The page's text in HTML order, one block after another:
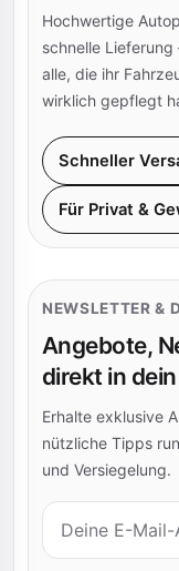
Hochwertige
schnelle
alle, die ihr
wirklich gepflegt
Schneller
Für Privat &
NEWSLETTER &
Angebote,
direkt in
Erhalte exklusive
nützliche Tipps
und Versiegelung.
E-Mail-Adresse